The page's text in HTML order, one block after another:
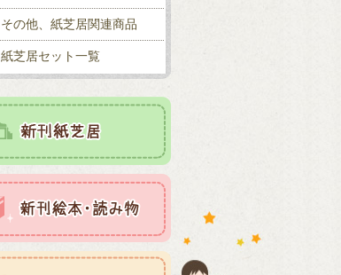
その他、紙芝居関連商品
紙芝居セット一覧